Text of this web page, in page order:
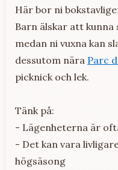
Här bor ni
Barn älskar att
medan ni vuxna kan
dessutom nära Parc
picknick och lek.
Tänk på:
- Lägenheterna är
- Det kan vara
högsäsong